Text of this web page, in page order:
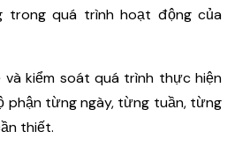
trong quá trình hoạt động của
và kiểm soát quá trình thực hiện
phận từng ngày, từng tuần, từng
thiết.